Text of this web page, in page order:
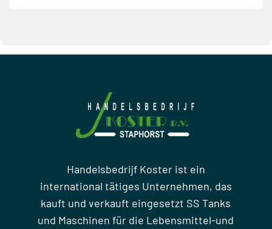
Handelsbedrijf Koster ist ein
international tätiges Unternehmen, das
kauft und verkauft eingesetzt SS Tanks
und Maschinen für die Lebensmittel-und